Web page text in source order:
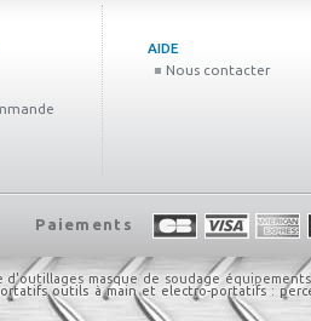
AIDE
Nous contacter
Paiements
d'outillages masque de soudage
outils à main et electro-portatifs :